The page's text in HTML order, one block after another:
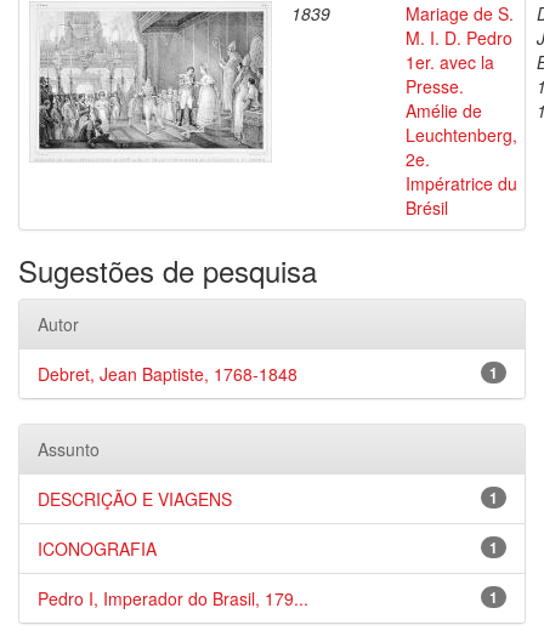
1839
Mariage de S.
M. I. D. Pedro
1er. avec la
Presse.
Amélie de
Leuchtenberg,
2e.
Impératrice du
Brésil
Sugestões de pesquisa
Autor
1
Debret, Jean Baptiste, 1768-1848
Assunto
1
DESCRIÇÃO E VIAGENS
1
ICONOGRAFIA
1
Pedro I, Imperador do Brasil, 179...